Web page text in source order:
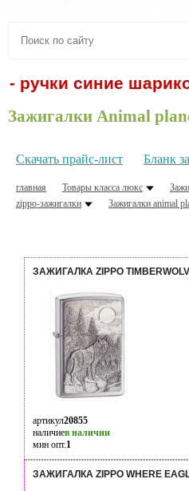
ручки синие
Зажигалки Animal
Скачать прайс-лист Бланк
главная Товары класса люкс
zippo-зажигалки
Зажигалки animal
ЗАЖИГАЛКА ZIPPO
артикул20855
наличиев наличии
мин опт.1
ЗАЖИГАЛКА ZIPPO WHERE